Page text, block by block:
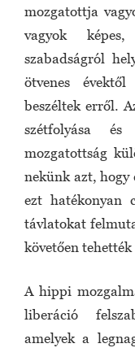
mozgatottja
vagyok
szabadságról
ötvenes
beszéltek erről.
szétfolyása
mozgatottság
nekünk azt, hogy
ezt hatékonyan
távlatokat
követően tehették
A hippi
liberáció
amelyek a